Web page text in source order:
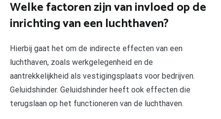
Welke factoren zijn van invloed op de
inrichting van een luchthaven?
Hierbij gaat het om de indirecte effecten van een
luchthaven, zoals werkgelegenheid en de
aantrekkelijkheid als vestigingsplaats voor bedrijven.
Geluidshinder. Geluidshinder heeft ook effecten die
terugslaan op het functioneren van de luchthaven.